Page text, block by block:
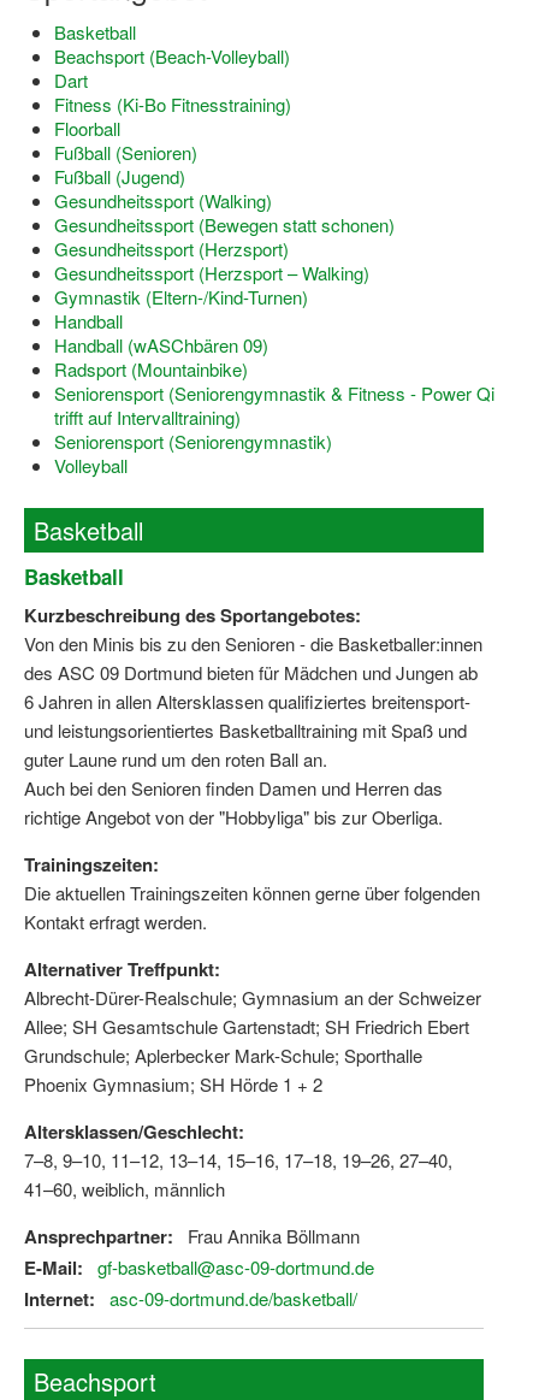
Sport im Ganztag
Sport vor Ort
Integration durch Sport
NRW bewegt seine KINDER!
Bewegt zu Hause
Bewegt ÄLTER werden in NRW!
Bewegt GESUND bleiben in NRW!
Aktionen zu "Bewegt Älter werden" / "Bewegt gesund
Bewegungsmodel
SSB-Sport
Gymnastik und Entspannung für Frauen
Koronarsport
Seniorensport
Wassergymnastik / Aqua-Step
Reha-Sportangebote in NRW suchen
Sportjugend
Wir über uns "Leitbild"
Vorstand Sportjugend
Vereinsentwicklung – Zeig dein Profil
Ferienfreizeiten
Sporthelferforum
Kinder- und Jugendqualifizierung
Kinderschutz im Sport
Basketball
Beachsport (Beach-Volleyball)
Dart
Fitness (Ki-Bo Fitnesstraining)
Floorball
Fußball (Senioren)
Fußball (Jugend)
Gesundheitssport (Walking)
Gesundheitssport (Bewegen statt schonen)
Gesundheitssport (Herzsport)
Gesundheitssport (Herzsport – Walking)
Gymnastik (Eltern-/Kind-Turnen)
Handball
Handball (wASChbären 09)
Radsport (Mountainbike)
Seniorensport (Seniorengymnastik & Fitness - Power Qi
trifft auf Intervalltraining)
Seniorensport (Seniorengymnastik)
Volleyball
Basketball
Basketball
Kurzbeschreibung des Sportangebotes:
Von den Minis bis zu den Senioren - die Basketballer:innen
des ASC 09 Dortmund bieten für Mädchen und Jungen ab
6 Jahren in allen Altersklassen qualifiziertes breitensport-
und leistungsorientiertes Basketballtraining mit Spaß und
guter Laune rund um den roten Ball an.
Auch bei den Senioren finden Damen und Herren das
richtige Angebot von der "Hobbyliga" bis zur Oberliga.
Trainingszeiten:
Die aktuellen Trainingszeiten können gerne über folgenden
Kontakt erfragt werden.
Alternativer Treffpunkt:
Albrecht-Dürer-Realschule; Gymnasium an der Schweizer
Allee; SH Gesamtschule Gartenstadt; SH Friedrich Ebert
Grundschule; Aplerbecker Mark-Schule; Sporthalle
Phoenix Gymnasium; SH Hörde 1 + 2
Altersklassen/Geschlecht:
7–8, 9–10, 11–12, 13–14, 15–16, 17–18, 19–26, 27–40,
41–60, weiblich, männlich
Ansprechpartner: Frau Annika Böllmann
E-Mail: gf-basketball@asc-09-dortmund.de
Internet: asc-09-dortmund.de/basketball/
Beachsport